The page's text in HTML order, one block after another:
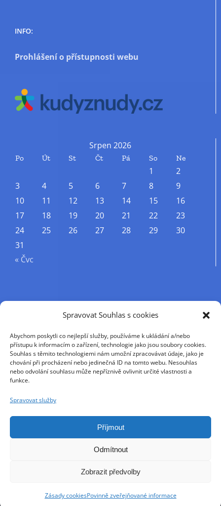
Spravovat Souhlas s cookies
Abychom poskytli co nejlepší služby, používáme k ukládání a/nebo
přístupu k informacím o zařízení, technologie jako jsou soubory cookies.
Souhlas s těmito technologiemi nám umožní zpracovávat údaje, jako je
chování při procházení nebo jedinečná ID na tomto webu. Nesouhlas
nebo odvolání souhlasu může nepříznivě ovlivnit určité vlastnosti a
funkce.
Spravovat služby
Příjmout
Odmítnout
Zobrazit předvolby
Zásady cookiesPovinně zveřejňované informace
INFO:
Prohlášení o přístupnosti webu
Srpen 2026
Po Út St Čt Pá So Ne
1
2
3
4 5 6 7 8
9
10
11 12 13 14 15
16
17
18 19 20 21 22
23
24
25 26 27 28 29
30
31
« Čvc
Příjmení
Křestní jméno
E-mail
Pokračováním přijímáte zásady ochrany osobních
Copyright jnn 2021 - 2025 | All Rights Reserved